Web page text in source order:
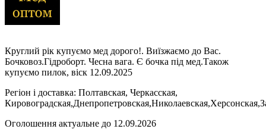
Круглий рік купуємо мед дорого!. Виїзжаємо до Вас.
Бочковоз.Гідроборт. Чесна вага. Є бочка під мед.Також
купуємо пилок, віск 12.09.2025
Регіон і доставка: Полтавская, Черкасская,
Оголошення актуальне до 12.09.2026